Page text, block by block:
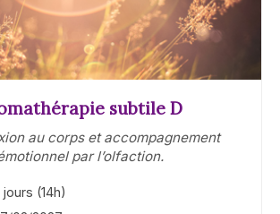
subtile D
au corps et accompagnement
par l’olfaction.
jours (14h)